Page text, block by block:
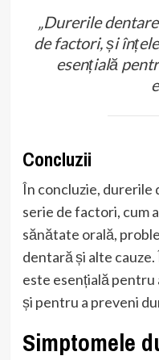
„Durerile
de factori, și
esențială
Concluzii
În concluzie, durerile
serie de factori, cum
sănătate orală,
dentară și alte
este esențială
și pentru a preveni
Simptomele